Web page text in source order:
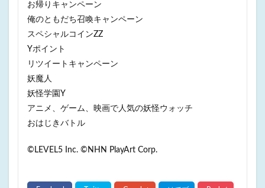
お帰りキャンペーン
俺のともだち召喚キャンペーン
スペシャルコインZZ
Yポイント
リツイートキャンペーン
妖魔人
妖怪学園Y
アニメ、ゲーム、映画で人気の妖怪ウォッチ
おはじきバトル
©LEVEL5 Inc. ©NHN PlayArt Corp.